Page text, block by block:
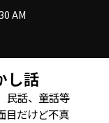
AM
し話
民話、童話等
目だけど不真